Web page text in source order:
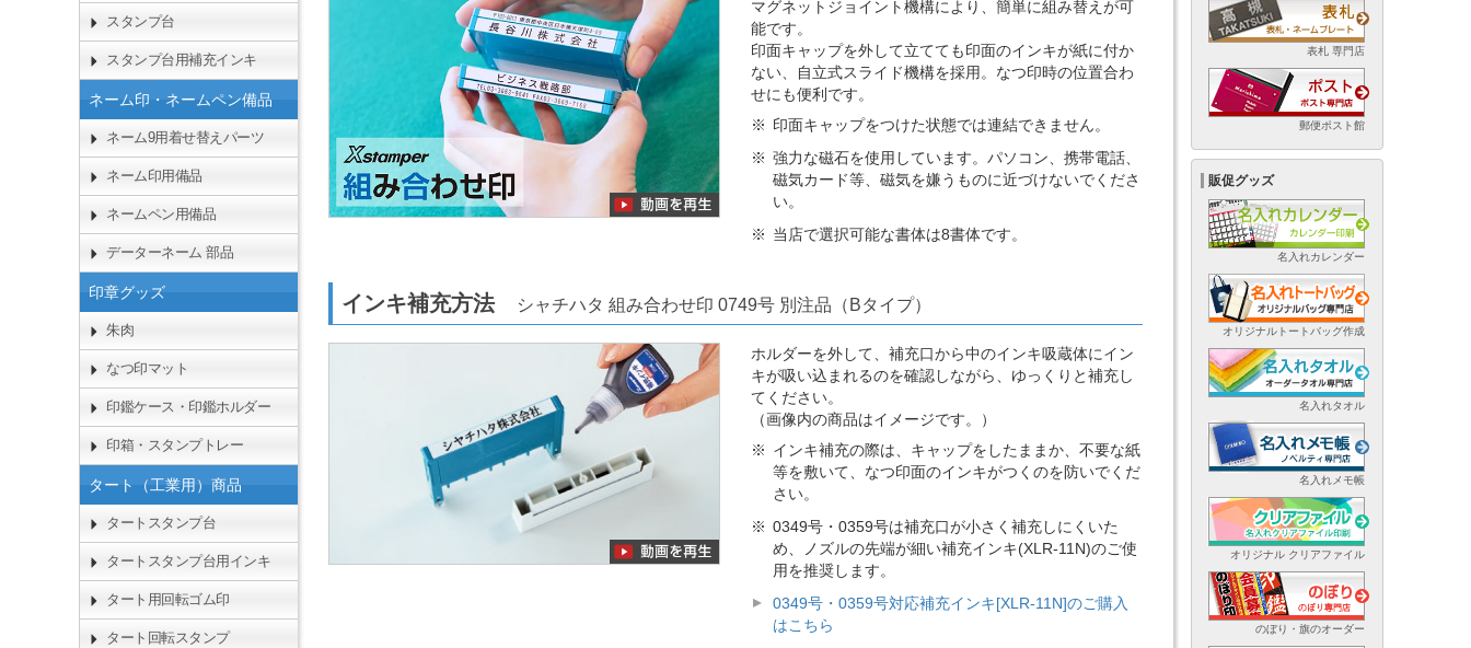
マグネットジョイント機構により、簡単に組み替えが可
能です。
印面キャップを外して立てても印面のインキが紙に付か
ない、自立式スライド機構を採用。なつ印時の位置合わ
せにも便利です。
印面キャップをつけた状態では連結できません。
強力な磁石を使用しています。パソコン、携帯電話、
磁気カード等、磁気を嫌うものに近づけないでくださ
い。
当店で選択可能な書体は8書体です。
インキ補充方法 シャチハタ 組み合わせ印 0749号 別注品（Bタイプ）
ホルダーを外して、補充口から中のインキ吸蔵体にイン
キが吸い込まれるのを確認しながら、ゆっくりと補充し
てください。
（画像内の商品はイメージです。）
インキ補充の際は、キャップをしたままか、不要な紙
等を敷いて、なつ印面のインキがつくのを防いでくだ
さい。
0349号・0359号は補充口が小さく補充しにくいた
め、ノズルの先端が細い補充インキ(XLR-11N)のご使
用を推奨します。
0349号・0359号対応補充インキ[XLR-11N]のご購入
はこちら
スタンプ台
スタンプ台用補充インキ
ネーム印・ネームペン備品
ネーム9用着せ替えパーツ
ネーム印用備品
ネームペン用備品
データーネーム 部品
印章グッズ
朱肉
なつ印マット
印鑑ケース・印鑑ホルダー
印箱・スタンプトレー
タート（工業用）商品
タートスタンプ台
タートスタンプ台用インキ
タート用回転ゴム印
タート回転スタンプ
表札 専門店
郵便ポスト館
販促グッズ
名入れカレンダー
オリジナルトートバッグ作成
名入れタオル
名入れメモ帳
オリジナル クリアファイル
のぼり・旗のオーダー